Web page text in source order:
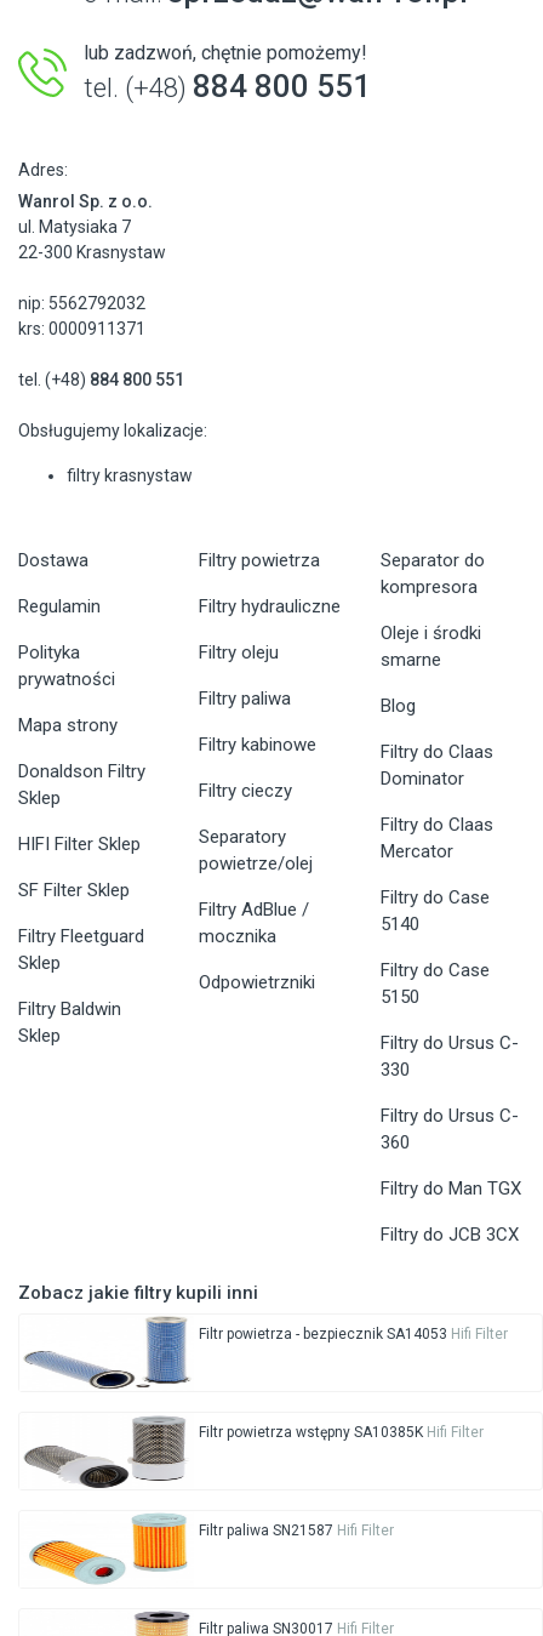
lub zadzwoń, chętnie pomożemy!
tel. (+48) 884 800 551
Adres:
Wanrol Sp. z o.o.
ul. Matysiaka 7
22-300 Krasnystaw
nip: 5562792032
krs: 0000911371
tel. (+48) 884 800 551
Obsługujemy lokalizacje:
filtry krasnystaw
Dostawa
Regulamin
Polityka
prywatności
Mapa strony
Donaldson Filtry
Sklep
HIFI Filter Sklep
SF Filter Sklep
Filtry Fleetguard
Sklep
Filtry Baldwin
Sklep
Filtry powietrza
Filtry hydrauliczne
Filtry oleju
Filtry paliwa
Filtry kabinowe
Filtry cieczy
Separatory
powietrze/olej
Filtry AdBlue /
mocznika
Odpowietrzniki
Separator do
kompresora
Oleje i środki
smarne
Blog
Filtry do Claas
Dominator
Filtry do Claas
Mercator
Filtry do Case
5140
Filtry do Case
5150
Filtry do Ursus C-
330
Filtry do Ursus C-
360
Filtry do Man TGX
Filtry do JCB 3CX
Zobacz jakie filtry kupili inni
Filtr powietrza - bezpiecznik SA14053 Hifi Filter
Filtr powietrza wstępny SA10385K Hifi Filter
Filtr paliwa SN21587 Hifi Filter
Filtr paliwa SN30017 Hifi Filter